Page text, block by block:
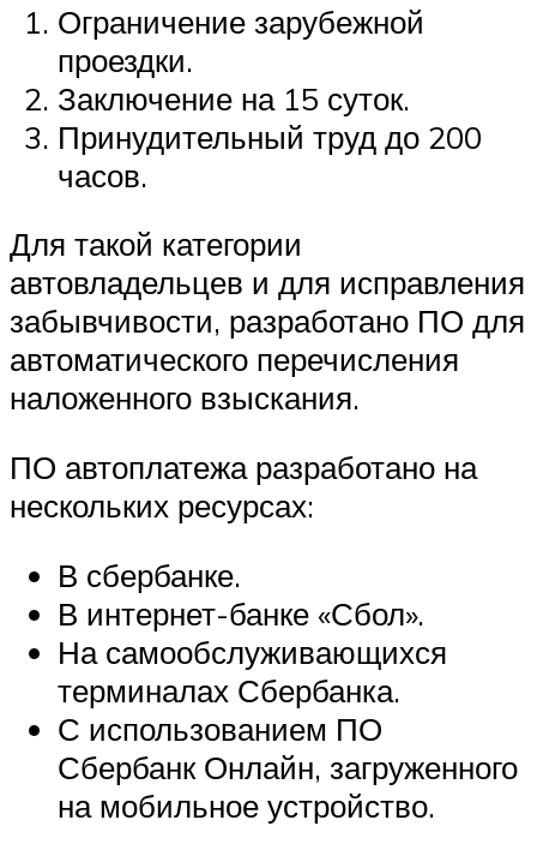
Ограничение зарубежной
проездки.
Заключение на 15 суток.
Принудительный труд до 200
часов.
Для такой категории
автовладельцев и для исправления
забывчивости, разработано ПО для
автоматического перечисления
наложенного взыскания.
ПО автоплатежа разработано на
нескольких ресурсах:
В сбербанке.
В интернет-банке «Сбол».
На самообслуживающихся
терминалах Сбербанка.
С использованием ПО
Сбербанк Онлайн, загруженного
на мобильное устройство.